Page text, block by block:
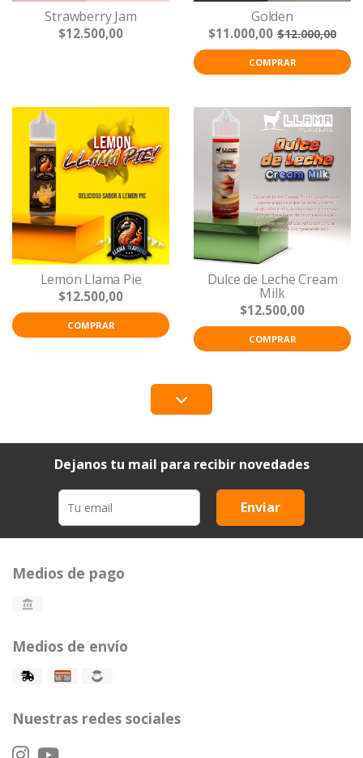
Strawberry Jam
$12.500,00
Golden
$11.000,00 $12.000,00
COMPRAR
Lemon Llama Pie
$12.500,00
COMPRAR
Dulce de Leche Cream
Milk
$12.500,00
COMPRAR
Dejanos tu mail para recibir novedades
Enviar
Medios de pago
Medios de envío
Nuestras redes sociales